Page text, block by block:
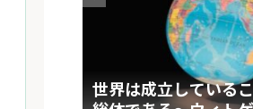
世界は成立している